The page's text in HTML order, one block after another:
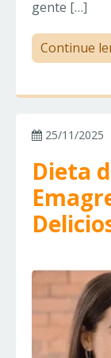
gente […]
Continue
25/11/2025
Dieta